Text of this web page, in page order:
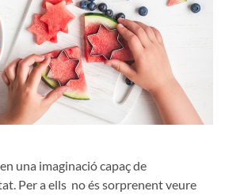
una imaginació capaç de
Per a ells no és sorprenent veure